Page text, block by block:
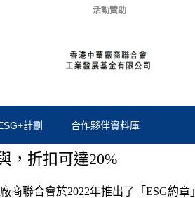
活動贊助
計劃 合作夥伴資料庫
，折扣可達20%
聯合會於2022年推出了「ESG約